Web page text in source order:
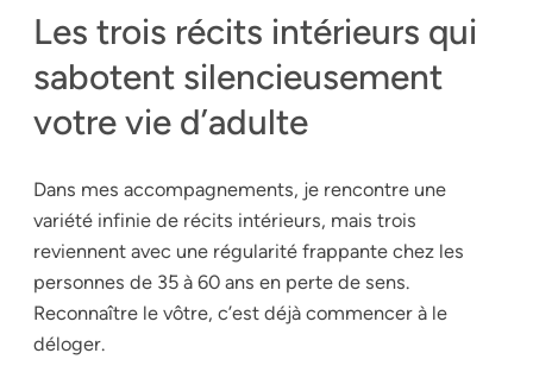
Les trois récits intérieurs qui
sabotent silencieusement
votre vie d’adulte
Dans mes accompagnements, je rencontre une
variété infinie de récits intérieurs, mais trois
reviennent avec une régularité frappante chez les
personnes de 35 à 60 ans en perte de sens.
Reconnaître le vôtre, c’est déjà commencer à le
déloger.